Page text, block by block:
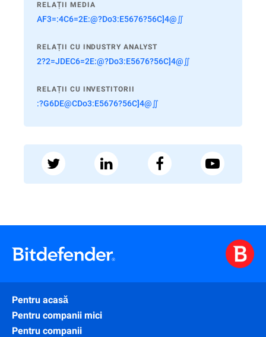
RELAȚII MEDIA
AF3=:4C6=2E:@?Do3:E5676?56C]4@∬
RELAȚII CU INDUSTRY ANALYST
2?2=JDEC6=2E:@?Do3:E5676?56C]4@∬
RELAȚII CU INVESTITORII
:?G6DE@CDo3:E5676?56C]4@∬
Pentru acasă
Pentru companii mici
Pentru companii